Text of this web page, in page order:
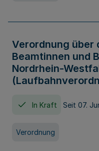
Verordnung über
Beamtinnen und
Nordrhein-
In Kraft Seit 07.
Verordnung